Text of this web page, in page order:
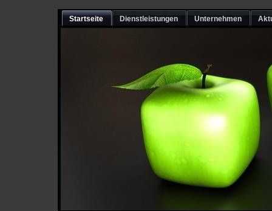
Startseite Dienstleistungen Unternehmen